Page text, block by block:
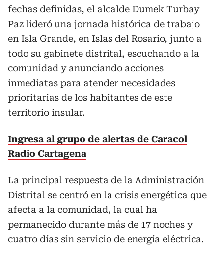
fechas definidas, el alcalde Dumek Turbay
Paz lideró una jornada histórica de trabajo
en Isla Grande, en Islas del Rosario, junto a
todo su gabinete distrital, escuchando a la
comunidad y anunciando acciones
inmediatas para atender necesidades
prioritarias de los habitantes de este
territorio insular.
Ingresa al grupo de alertas de Caracol
Radio Cartagena
La principal respuesta de la Administración
Distrital se centró en la crisis energética que
afecta a la comunidad, la cual ha
permanecido durante más de 17 noches y
cuatro días sin servicio de energía eléctrica.